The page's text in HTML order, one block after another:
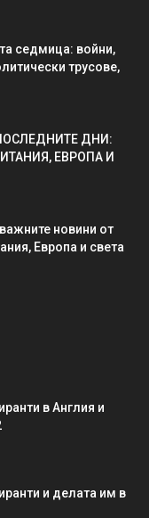
седмица: войни,
трусове,
ДНИ:
ЕВРОПА И
новини от
Европа и света
в Англия и
и делата им в